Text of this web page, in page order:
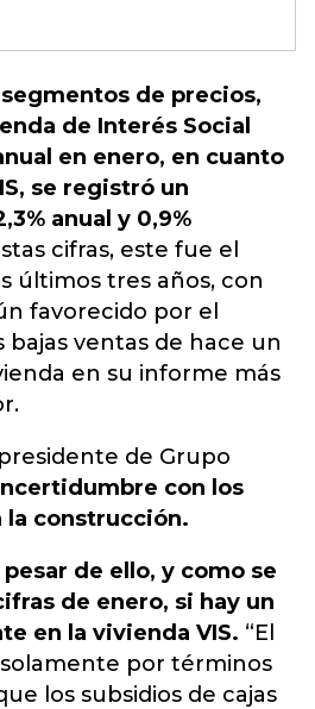
de precios,
de Interés Social
en enero, en cuanto
se registró un
anual y 0,9%
cifras, este fue el
últimos tres años, con
favorecido por el
bajas ventas de hace un
en su informe más
de Grupo
con los
la construcción.
de ello, y como se
de enero, si hay un
en la vivienda VIS. “El
por términos
los subsidios de cajas